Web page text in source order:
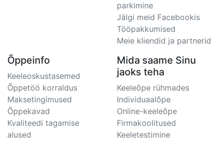
parkimine
Jälgi meid Facebookis
Tööpakkumised
Meie kliendid ja partnerid
Õppeinfo
Keeleoskustasemed
Õppetöö korraldus
Maksetingimused
Õppekavad
Kvaliteedi tagamise
alused
Mida saame Sinu
jaoks teha
Keeleõpe rühmades
Individuaalõpe
Online-keeleõpe
Firmakoolitused
Keeletestimine